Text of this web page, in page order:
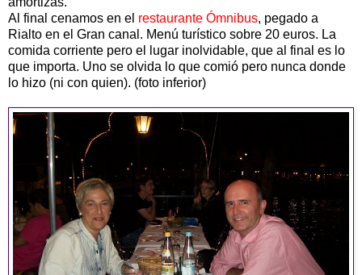
Al final cenamos en el restaurante Ómnibus, pegado a
Rialto en el Gran canal. Menú turístico sobre 20 euros. La
comida corriente pero el lugar inolvidable, que al final es lo
que importa. Uno se olvida lo que comió pero nunca donde
lo hizo (ni con quien). (foto inferior)